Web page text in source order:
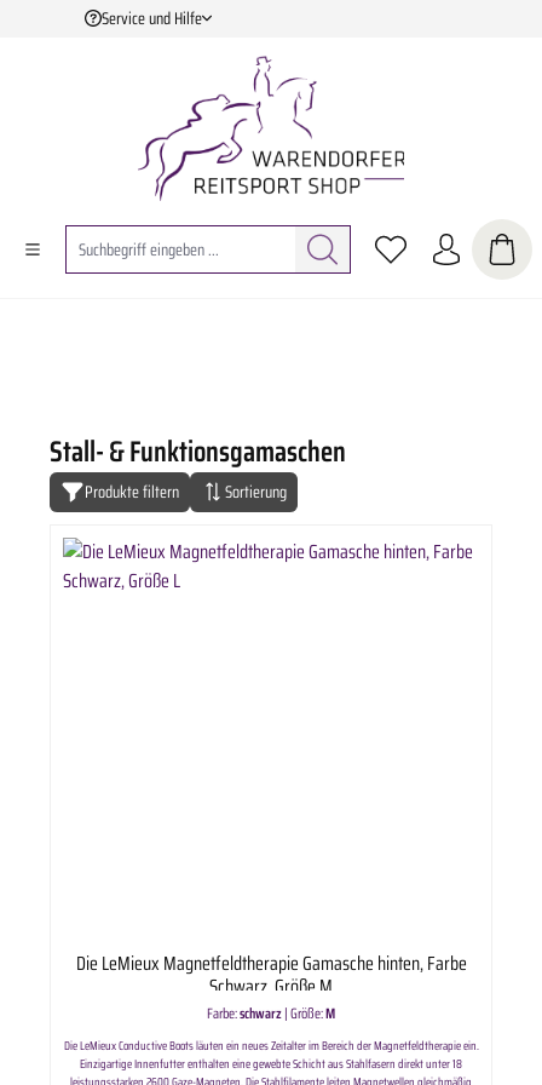
Zum Hauptinhalt springen
Service und Hilfe
Stall- & Funktionsgamaschen
Produkte filtern Sortierung
Die LeMieux Magnetfeldtherapie Gamasche hinten, Farbe
Schwarz, Größe M
Farbe:schwarz|Größe:M
Die LeMieux Conductive Boots läuten ein neues Zeitalter im Bereich der Magnetfeldtherapie ein.
Einzigartige Innenfutter enthalten eine gewebte Schicht aus Stahlfasern direkt unter 18